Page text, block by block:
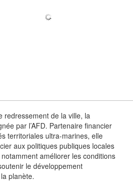
redressement de la ville, la
par l’AFD. Partenaire financier
territoriales ultra-marines, elle
aux politiques publiques locales
améliorer les conditions
le développement
planète.